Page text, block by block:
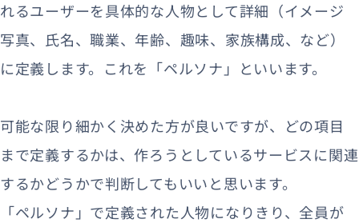
れるユーザーを具体的な人物として詳細（イメージ
写真、氏名、職業、年齢、趣味、家族構成、など）
に定義します。これを「ペルソナ」といいます。
可能な限り細かく決めた方が良いですが、どの項目
まで定義するかは、作ろうとしているサービスに関連
するかどうかで判断してもいいと思います。
「ペルソナ」で定義された人物になりきり、全員が